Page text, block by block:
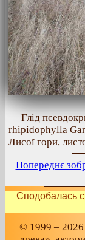
Глід
rhipidophylla
Лисої гори,
Попереднє
Сподобалась
© 1999 –